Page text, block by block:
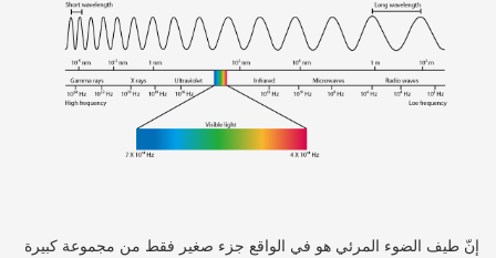
إنّ طيف الضوء المرئي هو في الواقع جزء صغير فقط من مجموعة كبيرة